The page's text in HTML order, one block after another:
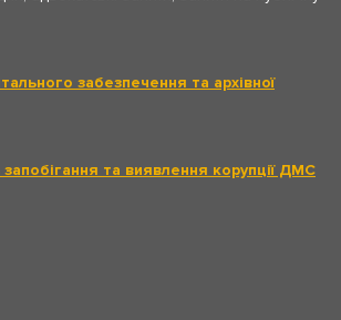
забезпечення та архівної
запобігання та виявлення корупції ДМС